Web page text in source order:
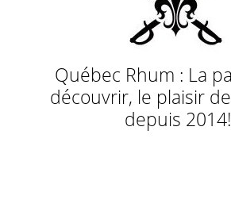
Québec Rhum : La
découvrir, le plaisir
depuis 2014!